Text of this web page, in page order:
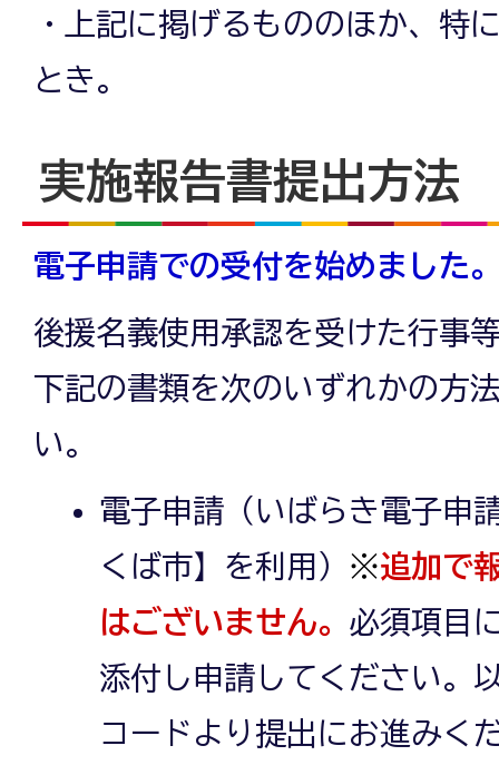
・上記に掲げるもののほか、特
とき。
実施報告書提出方法
電子申請での受付を始めました
後援名義使用承認を受けた行事
下記の書類を次のいずれかの方
い。
電子申請（いばらき電子申
くば市】を利用） ※追加で
はございません。 必須項目
添付し申請してください。
コードより提出にお進みく